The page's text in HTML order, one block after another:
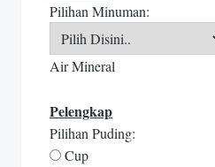
Pilihan Minuman:
Air Mineral
Pelengkap
Pilihan Puding:
Cup